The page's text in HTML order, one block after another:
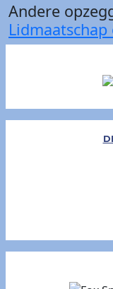
Andere